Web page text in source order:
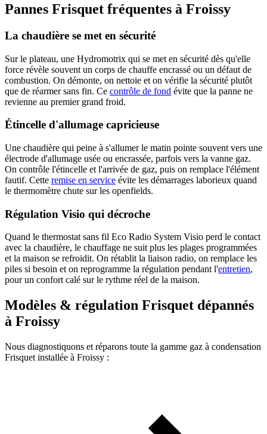
Pannes Frisquet fréquentes à Froissy
La chaudière se met en sécurité
Sur le plateau, une Hydromotrix qui se met en sécurité dès qu'elle
force révèle souvent un corps de chauffe encrassé ou un défaut de
combustion. On démonte, on nettoie et on vérifie la sécurité plutôt
que de réarmer sans fin. Ce contrôle de fond évite que la panne ne
revienne au premier grand froid.
Étincelle d'allumage capricieuse
Une chaudière qui peine à s'allumer le matin pointe souvent vers une
électrode d'allumage usée ou encrassée, parfois vers la vanne gaz.
On contrôle l'étincelle et l'arrivée de gaz, puis on remplace l'élément
fautif. Cette remise en service évite les démarrages laborieux quand
le thermomètre chute sur les openfields.
Régulation Visio qui décroche
Quand le thermostat sans fil Eco Radio System Visio perd le contact
avec la chaudière, le chauffage ne suit plus les plages programmées
et la maison se refroidit. On rétablit la liaison radio, on remplace les
piles si besoin et on reprogramme la régulation pendant l'entretien,
pour un confort calé sur le rythme réel de la maison.
Modèles & régulation Frisquet dépannés
à Froissy
Nous diagnostiquons et réparons toute la gamme gaz à condensation
Frisquet installée à Froissy :